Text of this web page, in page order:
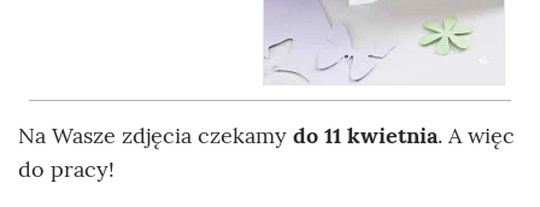
Na Wasze zdjęcia czekamy do 11 kwietnia. A więc
do pracy!